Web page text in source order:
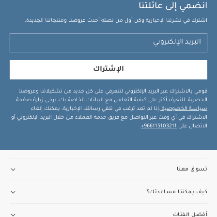
أرضي ويلكم تو ذا وورلد للجلوس واللعب بتصميم أرنب - أزرق
ويلكم تو ذا ورلد مفرش لعب ويلكم تو ذا وورلد اندر ذا سي - أزرق
انضمي إلى عائلتنا
اشترك في نشرتنا الإخبارية وكن أول من تصله أحدث عروضنا ومنتجاتنا الجديدة.
الإشتراك
قومي بالاشتراك عبر البريد الإلكتروني لتتعرفي على كل جديد من تشكيلاتنا وعروضنا
الحصرية. للتعرف أكثر على كيفية التعامل مع البيانات الخاصة بك، يرجى زيارة صفحة
سياسة الخصوصية .إذا لم تعد ترغب في تلقي رسائلنا الإخبارية، يمكنك إلغاء
الاشتراك في أي وقت عبر التواصل مع فريق خدمة العملاء من خلال البريد الإلكتروني أو
الاتصال على 966115103211+
.
تسوق معنا
كيف يمكننا مساعدتك؟
أفضل الفئات